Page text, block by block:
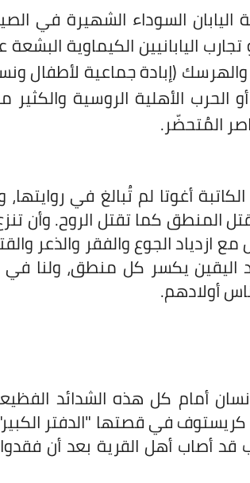
السوداء الشهيرة في
(إبادة جماعية لأطفال
الحرب الأهلية الروسية
المُتحضّر.
أغوتا لم تُبالغ في
المنطق كما تقتل الروح. وأن
ازدياد الجوع والفقر والذعر
اليقين يكسر كل منطق، ولنا في
أولادهم.
أمام كل هذه الشدائد
كريستوففي قصتها "الدفتر
قد أصاب أهل القرية بعد أن